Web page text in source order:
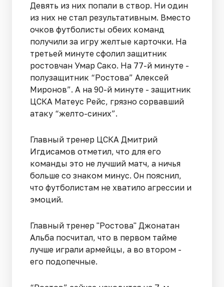
Девять из них попали в створ. Ни один
из них не стал результативным. Вместо
очков футболисты обеих команд
получили за игру желтые карточки. На
третьей минуте сфолил защитник
ростовчан Умар Сако. На 77-й минуте -
полузащитник “Ростова” Алексей
Миронов”. А на 90-й минуте - защитник
ЦСКА Матеус Рейс, грязно сорвавший
атаку “желто-синих”.
Главный тренер ЦСКА Дмитрий
Игдисамов отметил, что для его
команды это не лучший матч, а ничья
больше со знаком минус. Он пояснил,
что футболистам не хватило агрессии и
эмоций.
Главный тренер "Ростова" Джонатан
Альба посчитал, что в первом тайме
лучше играли армейцы, а во втором -
его подопечные.